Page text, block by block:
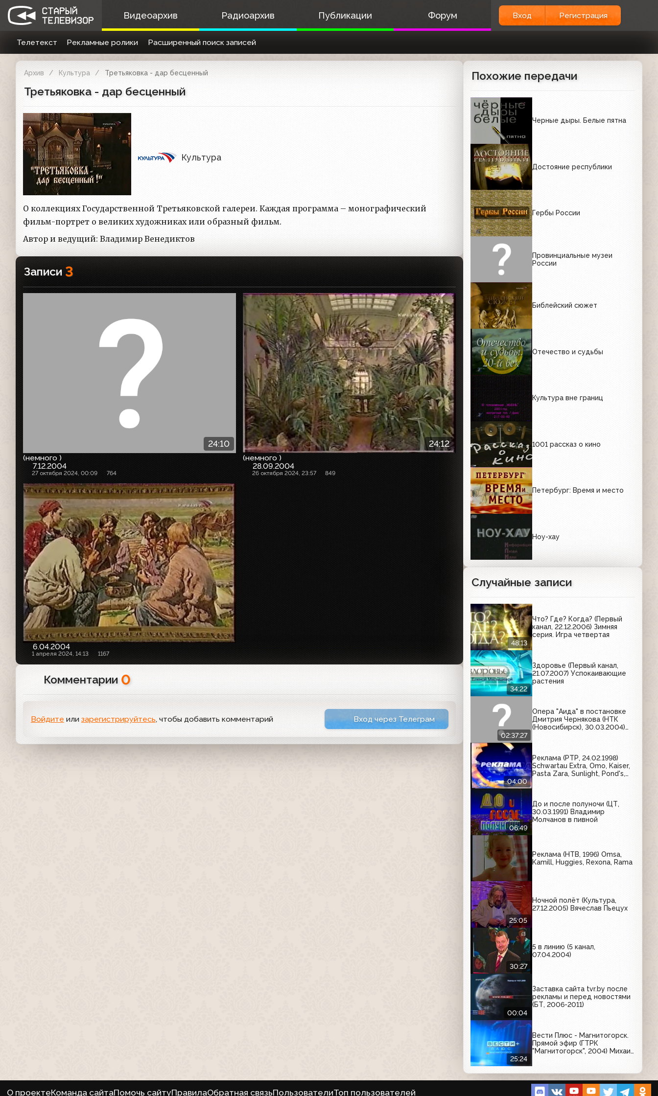
Видеоархив Радиоархив Публикации Форум Вход Регистрация
Телетекст Рекламные ролики Расширенный поиск записей
Архив Культура Третьяковка - дар бесценный
Третьяковка - дар бесценный
Культура
О коллекциях Государственной Третьяковской галереи. Каждая программа – монографический
фильм-портрет о великих художниках или образный фильм.
Автор и ведущий: Владимир Венедиктов
Записи 3
24:10
(немного )
7.12.2004
27 октября 2024, 00:09 764
24:12
(немного )
28.09.2004
26 октября 2024, 23:57 849
6.04.2004
1 апреля 2024, 14:13 1167
Комментарии 0
Войдите или зарегистрируйтесь, чтобы добавить комментарий Вход через Телеграм
Похожие передачи
Черные дыры. Белые пятна
Достояние республики
Гербы России
Провинциальные музеи
России
Библейский сюжет
Отечество и судьбы
Культура вне границ
1001 рассказ о кино
Петербург: Время и место
Ноу-хау
Случайные записи
48:13
Что? Где? Когда? (Первый
канал, 22.12.2006) Зимняя
серия. Игра четвертая
34:22
Здоровье (Первый канал,
21.07.2007) Успокаивающие
растения
02:37:27
Опера "Аида" в постановке
Дмитрия Чернякова (НТК
(Новосибирск), 30.03.2004)
04:00
Реклама (РТР, 24.02.1998)
Schwartau Extra, Omo, Kaiser,
Pasta Zara, Sunlight, Pond's,
06:49
До и после полуночи (ЦТ,
30.03.1991) Владимир
Молчанов в пивной
Реклама (НТВ, 1996) Omsa,
Kamill, Huggies, Rexona, Rama
25:05
Ночной полёт (Культура,
27.12.2005) Вячеслав Пьецух
30:27
5 в линию (5 канал,
07.04.2004)
00:04
Заставка сайта tvr.by после
рекламы и перед новостями
(БТ, 2006-2011)
25:24
Вести Плюс - Магнитогорск.
Прямой эфир (ГТРК
"Магнитогорск", 2004) Михаил
О проектеКоманда сайтаПомочь сайтуПравилаОбратная связьПользователиТоп пользователей